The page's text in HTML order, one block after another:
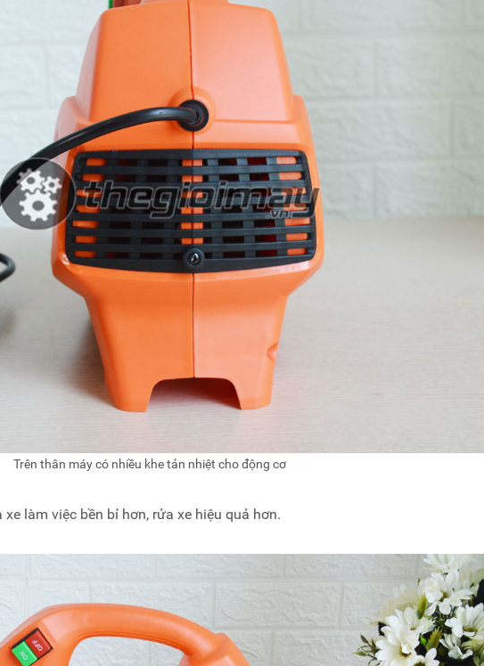
Trên thân máy có nhiều khe tản nhiệt cho động cơ
làm việc bền bỉ hơn, rửa xe hiệu quả hơn.